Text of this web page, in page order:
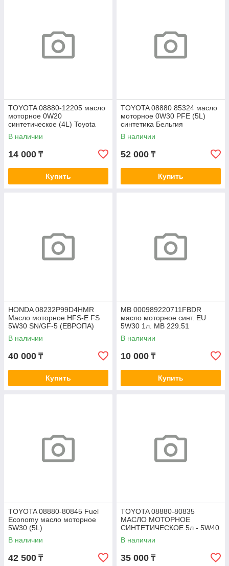
TOYOTA 08880-12205 масло
моторное 0W20
синтетическое (4L) Toyota
Motor Oil\ API SN МАСЛООПТ
В наличии
14 000 ₸
Купить
TOYOTA 08880 85324 масло
моторное 0W30 PFE (5L)
синтетика Бельгия
В наличии
52 000 ₸
Купить
HONDA 08232P99D4HMR
Масло моторное HFS-E FS
5W30 SN/GF-5 (ЕВРОПА)
(4Л)
В наличии
40 000 ₸
Купить
MB 000989220711FBDR
масло моторное синт. EU
5W30 1л. MB 229.51
В наличии
10 000 ₸
Купить
TOYOTA 08880-80845 Fuel
Economy масло моторное
5W30 (5L)
В наличии
42 500 ₸
TOYOTA 08880-80835
МАСЛО МОТОРНОЕ
СИНТЕТИЧЕСКОЕ 5л - 5W40
Engine Oil Synthetic A3/B3/B4
SM/CF Бельгия
В наличии
35 000 ₸